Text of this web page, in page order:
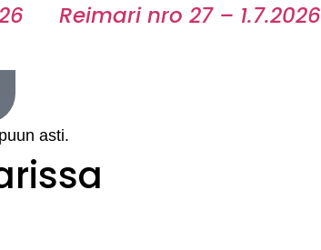
Reimari nro 27 – 1.7.2026
asti.